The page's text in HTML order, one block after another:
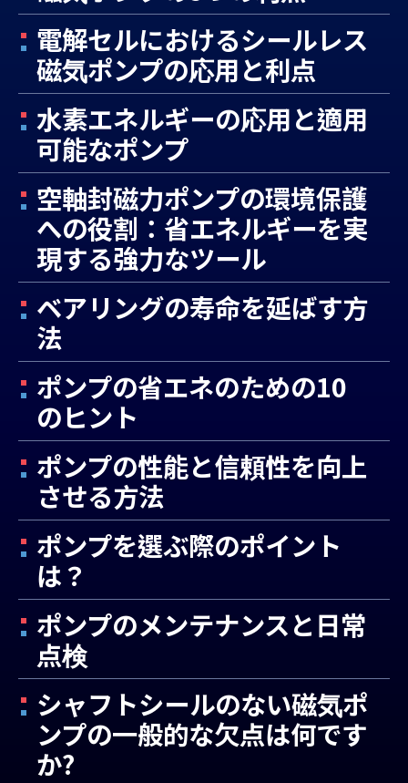
電解セルにおけるシールレス
磁気ポンプの応用と利点
水素エネルギーの応用と適用
可能なポンプ
空軸封磁力ポンプの環境保護
への役割：省エネルギーを実
現する強力なツール
ベアリングの寿命を延ばす方
法
ポンプの省エネのための10
のヒント
ポンプの性能と信頼性を向上
させる方法
ポンプを選ぶ際のポイント
は？
ポンプのメンテナンスと日常
点検
シャフトシールのない磁気ポ
ンプの一般的な欠点は何です
か?